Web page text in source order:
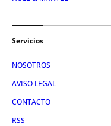
Servicios
NOSOTROS
AVISO LEGAL
CONTACTO
RSS